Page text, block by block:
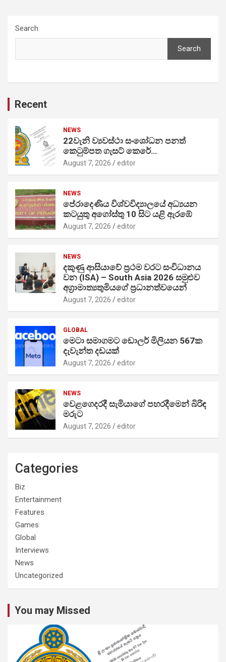
Search
Search
Recent
NEWS
22වැනි ව්‍යවස්ථා සංශෝධන පනත්
කෙටුම්පත ගැසට් කෙරේ…
August 7, 2026 editor
NEWS
පේරාදෙණිය විශ්වවිද්‍යාලයේ අධ්‍යයන
කටයුතු අගෝස්තු 10 සිට යළි ඇරඹේ
August 7, 2026 editor
NEWS
දකුණු ආසියාවේ ප්‍රථම වරට සංවිධානය
වන (ISA) – South Asia 2026 සමුළුව
අග්‍රාමාත්‍යතුමියගේ ප්‍රධානත්වයෙන්
August 7, 2026 editor
GLOBAL
මෙටා සමාගමට ඩොලර් මිලියන 567ක
දැවැන්ත දඩයක්
August 7, 2026 editor
NEWS
වෙළගෙදරදී සැමියාගේ පහරදීමෙන් බිරිඳ
මරුට
August 7, 2026 editor
Categories
Biz
Entertainment
Features
Games
Global
Interviews
News
Uncategorized
You may Missed